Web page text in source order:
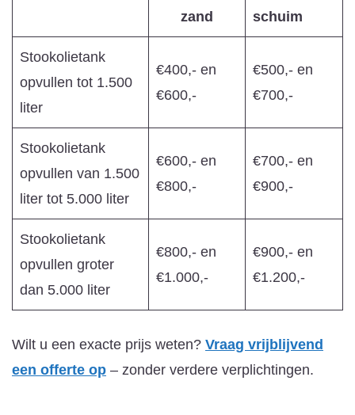
zand
schuim
Stookolietank
opvullen tot 1.500
liter
€400,- en
€600,-
€500,- en
€700,-
Stookolietank
opvullen van 1.500
liter tot 5.000 liter
€600,- en
€800,-
€700,- en
€900,-
Stookolietank
opvullen groter
dan 5.000 liter
€800,- en
€1.000,-
€900,- en
€1.200,-
Wilt u een exacte prijs weten? Vraag vrijblijvend
een offerte op – zonder verdere verplichtingen.